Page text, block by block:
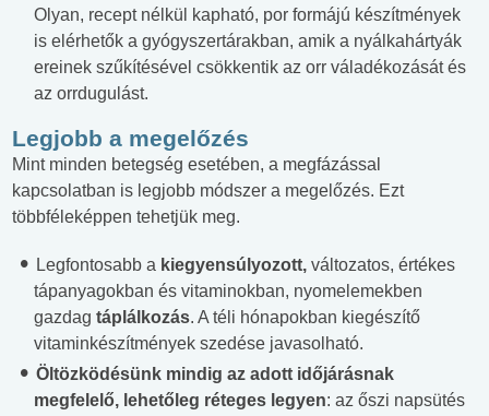
Olyan, recept nélkül kapható, por formájú készítmények
is elérhetők a gyógyszertárakban, amik a nyálkahártyák
ereinek szűkítésével csökkentik az orr váladékozását és
az orrdugulást.
Legjobb a megelőzés
Mint minden betegség esetében, a megfázással
kapcsolatban is legjobb módszer a megelőzés. Ezt
többféleképpen tehetjük meg.
Legfontosabb a kiegyensúlyozott, változatos, értékes
tápanyagokban és vitaminokban, nyomelemekben
gazdag táplálkozás. A téli hónapokban kiegészítő
vitaminkészítmények szedése javasolható.
Öltözködésünk mindig az adott időjárásnak
megfelelő, lehetőleg réteges legyen: az őszi napsütés